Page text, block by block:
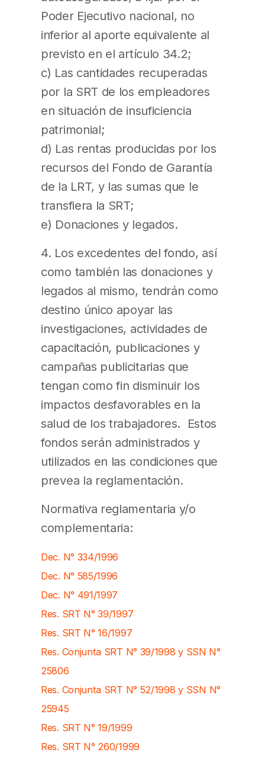
Poder Ejecutivo nacional, no
inferior al aporte equivalente al
previsto en el artículo 34.2;
c) Las cantidades recuperadas
por la SRT de los empleadores
en situación de insuficiencia
patrimonial;
d) Las rentas producidas por los
recursos del Fondo de Garantía
de la LRT, y las sumas que le
transfiera la SRT;
e) Donaciones y legados.
4. Los excedentes del fondo, así
como también las donaciones y
legados al mismo, tendrán como
destino único apoyar las
investigaciones, actividades de
capacitación, publicaciones y
campañas publicitarias que
tengan como fin disminuir los
impactos desfavorables en la
salud de los trabajadores. Estos
fondos serán administrados y
utilizados en las condiciones que
prevea la reglamentación.
Normativa reglamentaria y/o
complementaria:
Dec. N° 334/1996
Dec. N° 585/1996
Dec. N° 491/1997
Res. SRT N° 39/1997
Res. SRT N° 16/1997
Res. Conjunta SRT N° 39/1998 y SSN N°
25806
Res. Conjunta SRT N° 52/1998 y SSN N°
25945
Res. SRT N° 19/1999
Res. SRT N° 260/1999